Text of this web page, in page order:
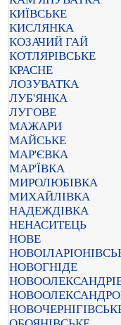
КИЇВСЬКЕ
КИСЛЯНКА
КОЗАЧИЙ ГАЙ
КОТЛЯРІВСЬКЕ
КРАСНЕ
ЛОЗУВАТКА
ЛУБ'ЯНКА
ЛУГОВЕ
МАЖАРИ
МАЙСЬКЕ
МАР'ЄВКА
МАР'ЇВКА
МИРОЛЮБІВКА
МИХАЙЛІВКА
НАДЕЖДІВКА
НЕНАСИТЕЦЬ
НОВЕ
НОВОГНІДЕ